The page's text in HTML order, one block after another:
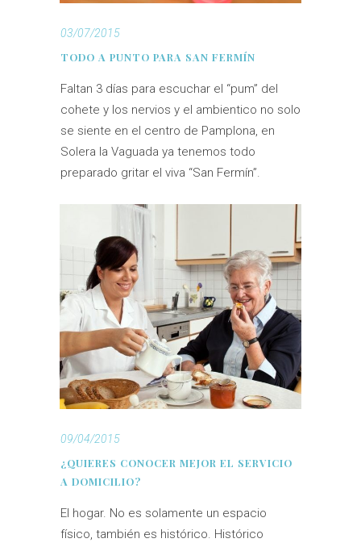
03/07/2015
TODO A PUNTO PARA SAN FERMÍN
Faltan 3 días para escuchar el “pum” del
cohete y los nervios y el ambientico no solo
se siente en el centro de Pamplona, en
Solera la Vaguada ya tenemos todo
preparado gritar el viva “San Fermín”.
09/04/2015
¿QUIERES CONOCER MEJOR EL SERVICIO
A DOMICILIO?
El hogar. No es solamente un espacio
físico, también es histórico. Histórico